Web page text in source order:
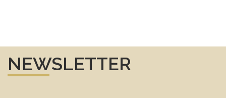
NEWSLETTER